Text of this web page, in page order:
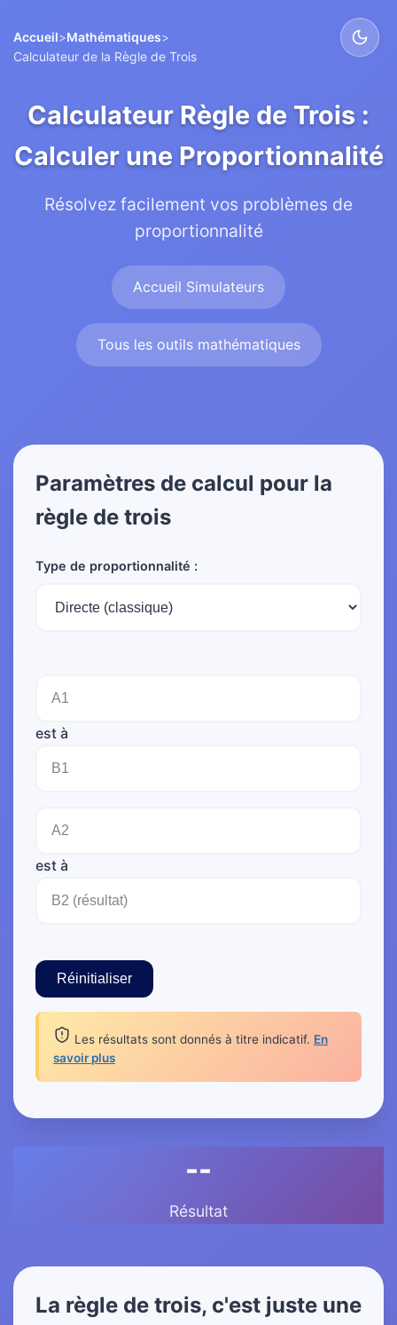
Accueil>Mathématiques>
Calculateur de la Règle de Trois
Calculateur Règle de Trois :
Calculer une Proportionnalité
Résolvez facilement vos problèmes de
proportionnalité
Accueil Simulateurs
Tous les outils mathématiques
Paramètres de calcul pour la
règle de trois
Type de proportionnalité :
est à
est à
Réinitialiser
Les résultats sont donnés à titre indicatif. En
savoir plus
--
Résultat
La règle de trois, c'est juste une